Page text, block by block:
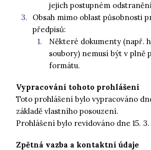
jejich postupném
Obsah mimo oblast působnosti
předpisů:
Některé dokumenty (např.
soubory) nemusí být v plně
formátu.
Vypracování tohoto prohlášení
Toto prohlášení bylo vypracováno
základě vlastního posouzení.
Prohlášení bylo revidováno dne 15. 3.
Zpětná vazba a kontaktní údaje